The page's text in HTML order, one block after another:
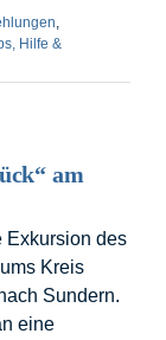
Hilfe &
am
Exkursion des
Kreis
Sundern.
eine